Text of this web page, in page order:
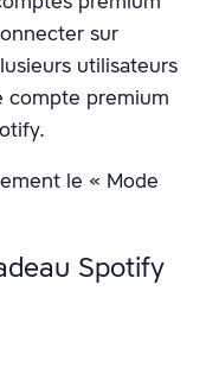
sur
utilisateurs
compte premium
le « Mode
Spotify